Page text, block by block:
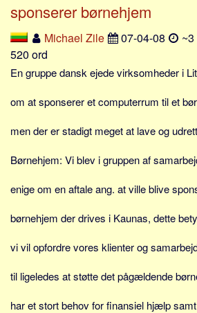
JLKM.dk
Lande
Tyrkiet
Sverige
Norge
Grækenland
USA
sponserer børnehjem
Michael Zile 07-04-08
520 ord
En gruppe dansk ejede virksomheder i
om at sponserer et computerrum til et
men der er stadigt meget at lave og
Børnehjem: Vi blev i gruppen af
enige om en aftale ang. at ville blive
børnehjem der drives i Kaunas, dette
vi vil opfordre vores klienter og
til ligeledes at støtte det pågældende
har et stort behov for finansiel hjælp